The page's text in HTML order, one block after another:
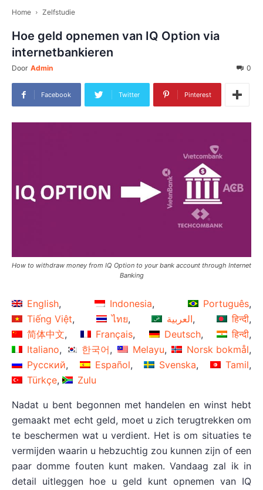
Home Zelfstudie
Hoe geld opnemen van IQ Option via
internetbankieren
Door Admin 0
Facebook Twitter Pinterest
How to withdraw money from IQ Option to your bank account through Internet
Banking
English Indonesia
Português
Tiếng Việt
ไทย العربية
हिन्दी
简体中文
Français Deutsch
हिन्दी
Italiano
한국어 Melayu
Norsk bokmål
Русский
Español Svenska
Tamil
Türkçe
Zulu
Nadat u bent begonnen met handelen en winst hebt
gemaakt met echt geld, moet u zich terugtrekken om
te beschermen wat u verdient. Het is om situaties te
vermijden waarin u hebzuchtig zou kunnen zijn of een
paar domme fouten kunt maken. Vandaag zal ik in
detail uitleggen hoe u geld kunt opnemen van IQ